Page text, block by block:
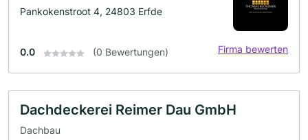
Pankokenstroot 4, 24803 Erfde
0.0 (0 Bewertungen) Firma bewerten
Dachdeckerei Reimer Dau GmbH
Dachbau